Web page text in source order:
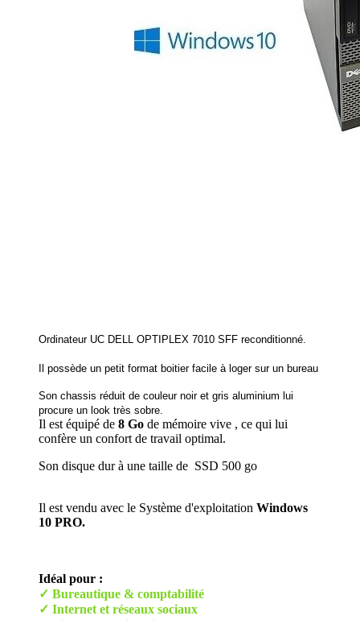
Ordinateur UC DELL OPTIPLEX 7010 SFF reconditionné.
Il possède un petit format boitier facile à loger sur un bureau
Son chassis réduit de couleur noir et gris aluminium lui
procure un look très sobre.
Il est équipé de 8 Go de mémoire vive , ce qui lui
confère un confort de travail optimal.
Son disque dur à une taille de SSD 500 go
Il est vendu avec le Système d'exploitation Windows
10 PRO.
Idéal pour :
✓ Bureautique & comptabilité
✓ Internet et réseaux sociaux